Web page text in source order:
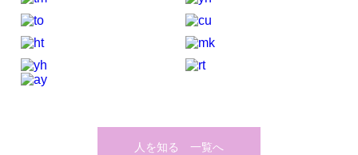
人を知る 一覧へ